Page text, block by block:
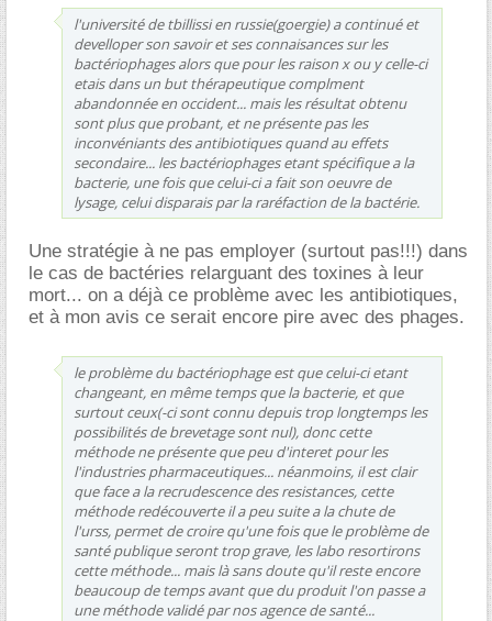
l'université de tbillissi en russie(goergie) a continué et
develloper son savoir et ses connaisances sur les
bactériophages alors que pour les raison x ou y celle-ci
etais dans un but thérapeutique complment
abandonnée en occident... mais les résultat obtenu
sont plus que probant, et ne présente pas les
inconvéniants des antibiotiques quand au effets
secondaire... les bactériophages etant spécifique a la
bacterie, une fois que celui-ci a fait son oeuvre de
lysage, celui disparais par la raréfaction de la bactérie.
Une stratégie à ne pas employer (surtout pas!!!) dans
le cas de bactéries relarguant des toxines à leur
mort... on a déjà ce problème avec les antibiotiques,
et à mon avis ce serait encore pire avec des phages.
le problème du bactériophage est que celui-ci etant
changeant, en même temps que la bacterie, et que
surtout ceux(-ci sont connu depuis trop longtemps les
possibilités de brevetage sont nul), donc cette
méthode ne présente que peu d'interet pour les
l'industries pharmaceutiques... néanmoins, il est clair
que face a la recrudescence des resistances, cette
méthode redécouverte il a peu suite a la chute de
l'urss, permet de croire qu'une fois que le problème de
santé publique seront trop grave, les labo resortirons
cette méthode... mais là sans doute qu'il reste encore
beaucoup de temps avant que du produit l'on passe a
une méthode validé par nos agence de santé...